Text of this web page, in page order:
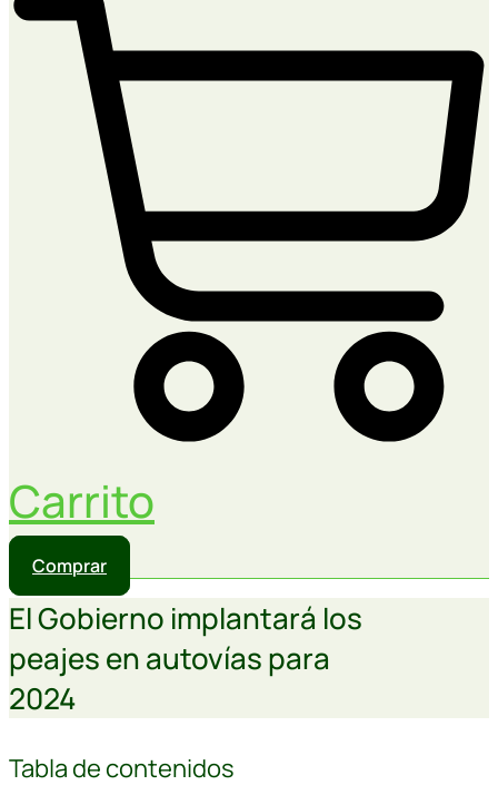
Carrito
Comprar
El Gobierno implantará los
peajes en autovías para
2024
Tabla de contenidos